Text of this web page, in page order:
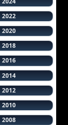
2022
2020
2018
2016
2014
2012
2010
2008